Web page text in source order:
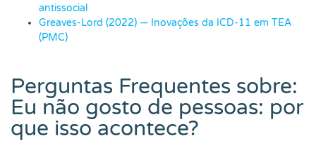
antissocial
Greaves-Lord (2022) — Inovações da ICD-11 em TEA
(PMC)
Perguntas Frequentes sobre:
Eu não gosto de pessoas: por
que isso acontece?